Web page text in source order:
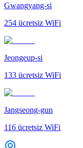
Gwangyang-si
254 ücretsiz WiFi
Jeongeup-si
133 ücretsiz WiFi
Jangseong-gun
116 ücretsiz WiFi